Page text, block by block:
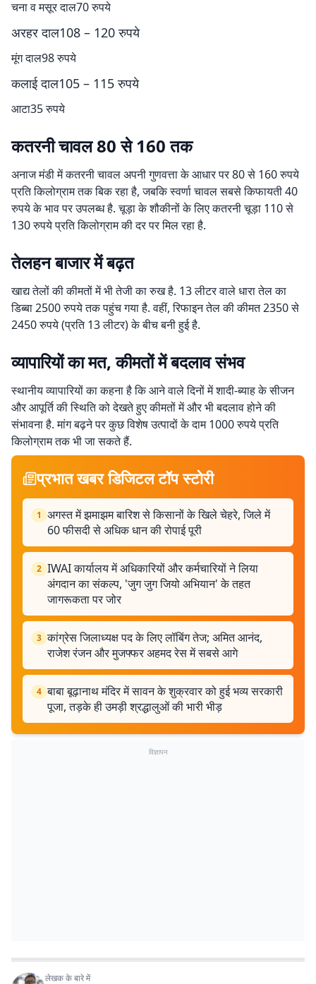
चना व मसूर दाल70 रुपये
अरहर दाल108 – 120 रुपये
मूंग दाल98 रुपये
कलाई दाल105 – 115 रुपये
आटा35 रुपये
कतरनी चावल 80 से 160 तक
अनाज मंडी में कतरनी चावल अपनी गुणवत्ता के आधार पर 80 से 160 रुपये
प्रति किलोग्राम तक बिक रहा है, जबकि स्वर्णा चावल सबसे किफायती 40
रुपये के भाव पर उपलब्ध है. चूड़ा के शौकीनों के लिए कतरनी चूड़ा 110 से
130 रुपये प्रति किलोग्राम की दर पर मिल रहा है.
तेलहन बाजार में बढ़त
खाद्य तेलों की कीमतों में भी तेजी का रुख है. 13 लीटर वाले धारा तेल का
डिब्बा 2500 रुपये तक पहुंच गया है. वहीं, रिफाइन तेल की कीमत 2350 से
2450 रुपये (प्रति 13 लीटर) के बीच बनी हुई है.
व्यापारियों का मत, कीमतों में बदलाव संभव
स्थानीय व्यापारियों का कहना है कि आने वाले दिनों में शादी-ब्याह के सीजन
और आपूर्ति की स्थिति को देखते हुए कीमतों में और भी बदलाव होने की
संभावना है. मांग बढ़ने पर कुछ विशेष उत्पादों के दाम 1000 रुपये प्रति
किलोग्राम तक भी जा सकते हैं.
प्रभात खबर डिजिटल टॉप स्टोरी
1 अगस्त में झमाझम बारिश से किसानों के खिले चेहरे, जिले में
60 फीसदी से अधिक धान की रोपाई पूरी
2 IWAI कार्यालय में अधिकारियों और कर्मचारियों ने लिया
अंगदान का संकल्प, 'जुग जुग जियो अभियान' के तहत
जागरूकता पर जोर
3 कांग्रेस जिलाध्यक्ष पद के लिए लॉबिंग तेज; अमित आनंद,
राजेश रंजन और मुजफ्फर अहमद रेस में सबसे आगे
4 बाबा बूढ़ानाथ मंदिर में सावन के शुक्रवार को हुई भव्य सरकारी
पूजा, तड़के ही उमड़ी श्रद्धालुओं की भारी भीड़
विज्ञापन
लेखक के बारे में